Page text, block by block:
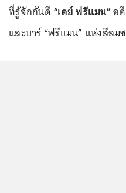
ที่รู้จักกันดี “เดย์ ฟรีแมน”อ
และบาร์ “ฟรีแมน” แห่งสีลม